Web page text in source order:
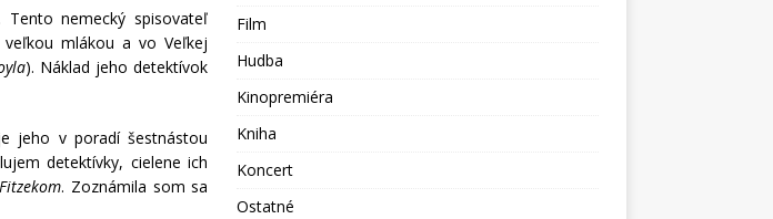
Tento nemecký spisovateľ
mlákou a vo Veľkej
). Náklad jeho detektívok
jeho v poradí šestnástou
detektívky, cielene ich
Fitzekom. Zoznámila som sa
Film
Hudba
Kinopremiéra
Kniha
Koncert
Ostatné